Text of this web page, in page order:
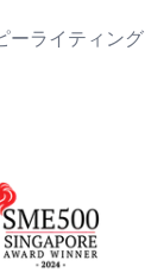
ーライティング